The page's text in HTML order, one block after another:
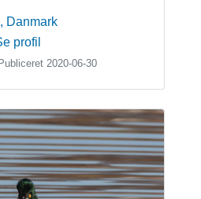
, Danmark
profil
2020-06-30